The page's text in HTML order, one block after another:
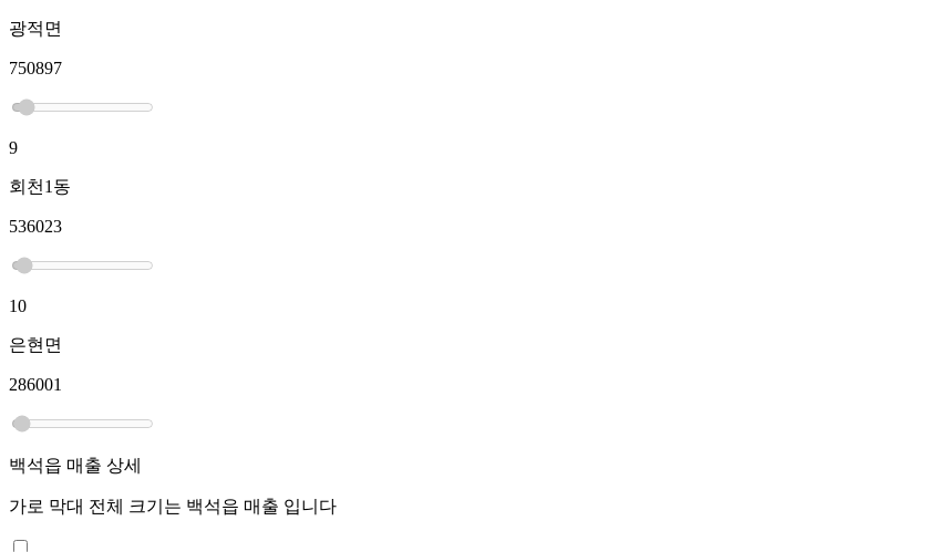
광적면
750897
9
회천1동
536023
10
은현면
286001
백석읍 매출 상세
가로 막대 전체 크기는 백석읍 매출 입니다